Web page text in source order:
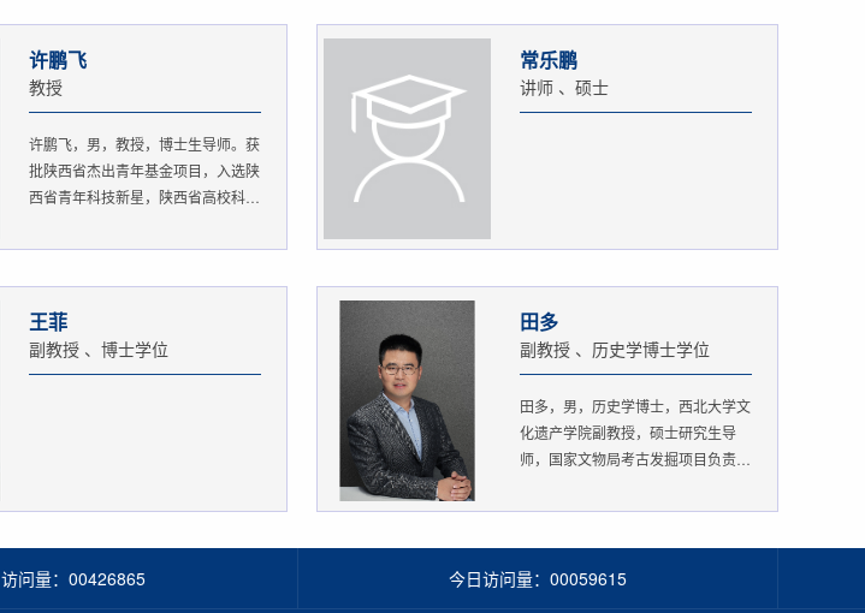
许鹏飞
教授
许鹏飞，男，教授，博士生导师。获
批陕西省杰出青年基金项目，入选陕
西省青年科技新星，陕西省高校科
常乐鹏
讲师 、硕士
王菲
副教授 、博士学位
田多
副教授 、历史学博士学位
田多，男，历史学博士，西北大学文
化遗产学院副教授，硕士研究生导
师，国家文物局考古发掘项目负责
问量： 00426865 今日访问量： 00059615